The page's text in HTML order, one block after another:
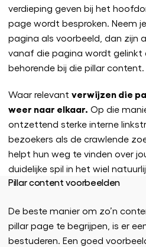
verdieping geven bij het
page wordt besproken. Neem
pagina als voorbeeld, dan zijn
vanaf die pagina wordt gelinkt
behorende bij die pillar content.
Waar relevant verwijzen die
weer naar elkaar. Op die
ontzettend sterke interne
bezoekers als de crawlende
helpt hun weg te vinden over
duidelijke spil in het wiel
Pillar content voorbeelden
De beste manier om zo’n
pillar page te begrijpen, is er
bestuderen. Een goed